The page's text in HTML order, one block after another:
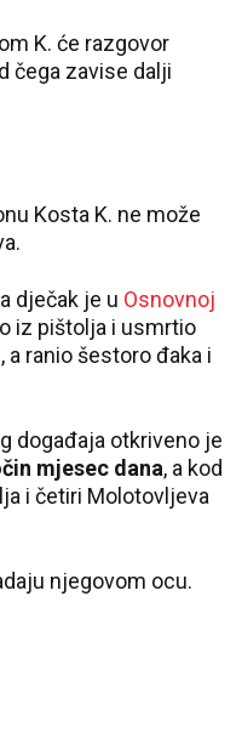
K. će razgovor
čega zavise dalji
Kosta K. ne može
dječak je u Osnovnoj
iz pištolja i usmrtio
a ranio šestoro đaka i
događaja otkriveno je
mjesec dana, a kod
i četiri Molotovljeva
njegovom ocu.